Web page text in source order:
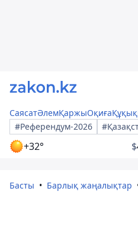
СаясатӘлемҚаржыОқиғаҚұқық
#Референдум-2026
+32° $
Басты Барлық жаңалықтар